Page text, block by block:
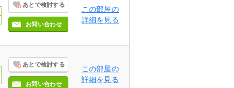
あとで検討する
お問い合わせ
この部屋の
詳細を見る
あとで検討する
お問い合わせ
この部屋の
詳細を見る